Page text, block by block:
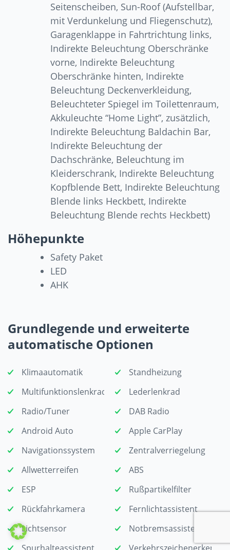
Seitenscheiben, Sun-Roof (Aufstellbar,
mit Verdunkelung und Fliegenschutz),
Garagenklappe in Fahrtrichtung links,
Indirekte Beleuchtung Oberschränke
vorne, Indirekte Beleuchtung
Oberschränke hinten, Indirekte
Beleuchtung Deckenverkleidung,
Beleuchteter Spiegel im Toilettenraum,
Akkuleuchte “Home Light”, zusätzlich,
Indirekte Beleuchtung Baldachin Bar,
Indirekte Beleuchtung der
Dachschränke, Beleuchtung im
Kleiderschrank, Indirekte Beleuchtung
Kopfblende Bett, Indirekte Beleuchtung
Blende links Heckbett, Indirekte
Beleuchtung Blende rechts Heckbett)
Höhepunkte
Safety Paket
LED
AHK
Grundlegende und erweiterte
automatische Optionen
Klimaautomatik
Standheizung
Multifunktionslenkrad
Lederlenkrad
Radio/Tuner
DAB Radio
Android Auto
Apple CarPlay
Navigationssystem
Zentralverriegelung
Allwetterreifen
ABS
ESP
Rußpartikelfilter
Rückfahrkamera
Fernlichtassistent
Lichtsensor
Notbremsassistent